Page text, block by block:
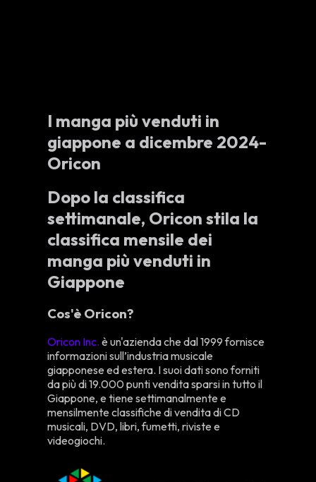
I manga più venduti in
giappone a dicembre 2024-
Oricon
Dopo la classifica
settimanale, Oricon stila la
classifica mensile dei
manga più venduti in
Giappone
Cos'è Oricon?
Oricon Inc. è un'azienda che dal 1999 fornisce
informazioni sull’industria musicale
giapponese ed estera. I suoi dati sono forniti
da più di 19.000 punti vendita sparsi in tutto il
Giappone, e tiene settimanalmente e
mensilmente classifiche di vendita di CD
musicali, DVD, libri, fumetti, riviste e
videogiochi.